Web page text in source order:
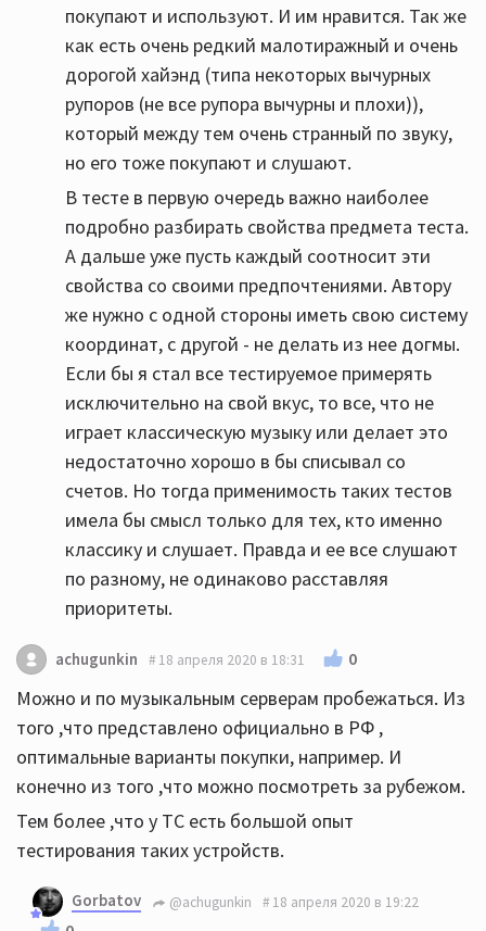
покупают и используют. И им нравится. Так же
как есть очень редкий малотиражный и очень
дорогой хайэнд (типа некоторых вычурных
рупоров (не все рупора вычурны и плохи)),
который между тем очень странный по звуку,
но его тоже покупают и слушают.
В тесте в первую очередь важно наиболее
подробно разбирать свойства предмета теста.
А дальше уже пусть каждый соотносит эти
свойства со своими предпочтениями. Автору
же нужно с одной стороны иметь свою систему
координат, с другой - не делать из нее догмы.
Если бы я стал все тестируемое примерять
исключительно на свой вкус, то все, что не
играет классическую музыку или делает это
недостаточно хорошо в бы списывал со
счетов. Но тогда применимость таких тестов
имела бы смысл только для тех, кто именно
классику и слушает. Правда и ее все слушают
по разному, не одинаково расставляя
приоритеты.
achugunkin 18 апреля 2020 в 18:31 0
Можно и по музыкальным серверам пробежаться. Из
того ,что представлено официально в РФ ,
оптимальные варианты покупки, например. И
конечно из того ,что можно посмотреть за рубежом.
Тем более ,что у ТС есть большой опыт
тестирования таких устройств.
Gorbatov @achugunkin 18 апреля 2020 в 19:22